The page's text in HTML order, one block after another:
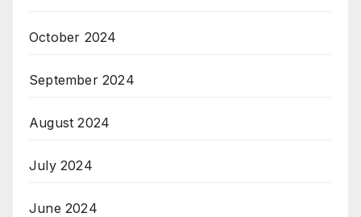
October 2024
September 2024
August 2024
July 2024
June 2024